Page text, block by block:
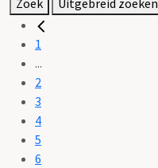
1
...
2
3
4
5
6